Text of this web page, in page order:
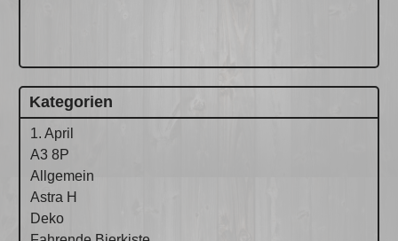
Kategorien
1. April
A3 8P
Allgemein
Astra H
Deko